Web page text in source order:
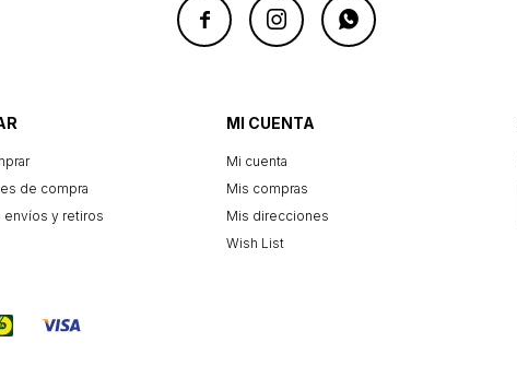
  
de compra
envíos y retiros
MI CUENTA
Mi cuenta
Mis compras
Mis direcciones
Wish List